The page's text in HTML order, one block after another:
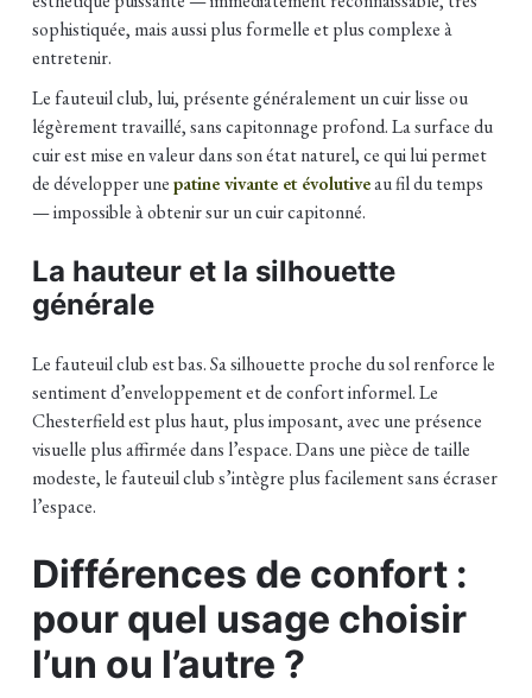
sophistiquée, mais aussi plus formelle et plus complexe à
entretenir.
Le fauteuil club, lui, présente généralement un cuir lisse ou
légèrement travaillé, sans capitonnage profond. La surface du
cuir est mise en valeur dans son état naturel, ce qui lui permet
de développer unepatine vivante et évolutiveau fil du temps
— impossible à obtenir sur un cuir capitonné.
La hauteur et la silhouette
générale
Le fauteuil club est bas. Sa silhouette proche du sol renforce le
sentiment d’enveloppement et de confort informel. Le
Chesterfield est plus haut, plus imposant, avec une présence
visuelle plus affirmée dans l’espace. Dans une pièce de taille
modeste, le fauteuil club s’intègre plus facilement sans écraser
l’espace.
Différences de confort :
pour quel usage choisir
l’un ou l’autre ?